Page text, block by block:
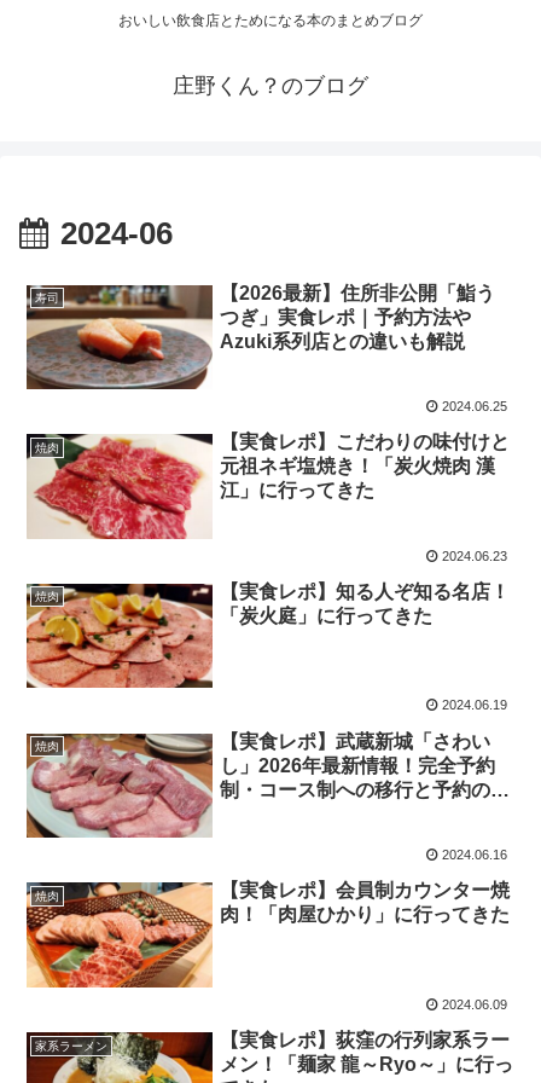
おいしい飲食店とためになる本のまとめブログ
庄野くん？のブログ
2024-06
寿司
【2026最新】住所非公開「鮨う
つぎ」実食レポ｜予約方法や
Azuki系列店との違いも解説
2024.06.25
焼肉
【実食レポ】こだわりの味付けと
元祖ネギ塩焼き！「炭火焼肉 漢
江」に行ってきた
2024.06.23
焼肉
【実食レポ】知る人ぞ知る名店！
「炭火庭」に行ってきた
2024.06.19
焼肉
【実食レポ】武蔵新城「さわい
し」2026年最新情報！完全予約
制・コース制への移行と予約のコ
2024.06.16
焼肉
【実食レポ】会員制カウンター焼
肉！「肉屋ひかり」に行ってきた
2024.06.09
家系ラーメン
【実食レポ】荻窪の行列家系ラー
メン！「麺家 龍～Ryo～」に行っ